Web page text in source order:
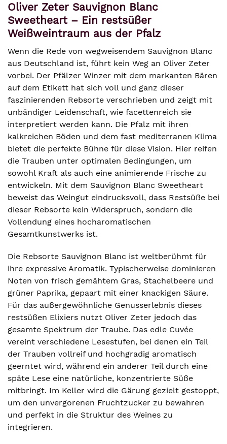
Oliver Zeter Sauvignon Blanc
Sweetheart – Ein restsüßer
Weißweintraum aus der Pfalz
Wenn die Rede von wegweisendem Sauvignon Blanc
aus Deutschland ist, führt kein Weg an Oliver Zeter
vorbei. Der Pfälzer Winzer mit dem markanten Bären
auf dem Etikett hat sich voll und ganz dieser
faszinierenden Rebsorte verschrieben und zeigt mit
unbändiger Leidenschaft, wie facettenreich sie
interpretiert werden kann. Die Pfalz mit ihren
kalkreichen Böden und dem fast mediterranen Klima
bietet die perfekte Bühne für diese Vision. Hier reifen
die Trauben unter optimalen Bedingungen, um
sowohl Kraft als auch eine animierende Frische zu
entwickeln. Mit dem Sauvignon Blanc Sweetheart
beweist das Weingut eindrucksvoll, dass Restsüße bei
dieser Rebsorte kein Widerspruch, sondern die
Vollendung eines hocharomatischen
Gesamtkunstwerks ist.
Die Rebsorte Sauvignon Blanc ist weltberühmt für
ihre expressive Aromatik. Typischerweise dominieren
Noten von frisch gemähtem Gras, Stachelbeere und
grüner Paprika, gepaart mit einer knackigen Säure.
Für das außergewöhnliche Genusserlebnis dieses
restsüßen Elixiers nutzt Oliver Zeter jedoch das
gesamte Spektrum der Traube. Das edle Cuvée
vereint verschiedene Lesestufen, bei denen ein Teil
der Trauben vollreif und hochgradig aromatisch
geerntet wird, während ein anderer Teil durch eine
späte Lese eine natürliche, konzentrierte Süße
mitbringt. Im Keller wird die Gärung gezielt gestoppt,
um den unvergorenen Fruchtzucker zu bewahren
und perfekt in die Struktur des Weines zu
integrieren.